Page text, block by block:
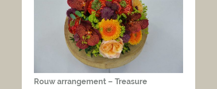
Rouw arrangement – Treasure